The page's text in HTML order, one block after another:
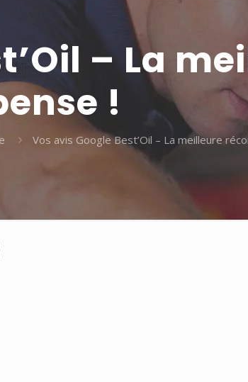
– La
!
Vos avis Google Best’Oil – La meilleure